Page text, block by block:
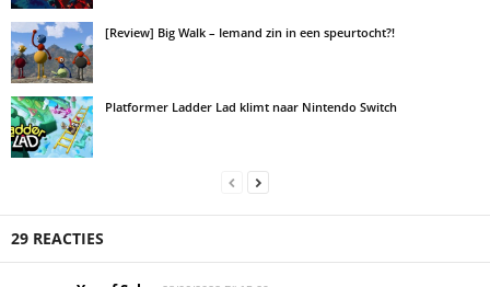
[Review] Big Walk – Iemand zin in een speurtocht?!
Platformer Ladder Lad klimt naar Nintendo Switch
29 REACTIES